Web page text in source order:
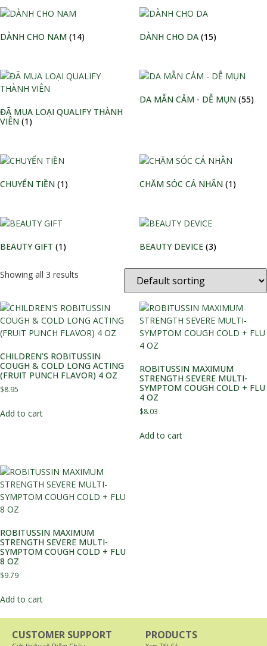
DÀNH CHO NAM (14) DÀNH CHO DA (15)
ĐÃ MUA LOẠI QUALIFY THÀNH
VIÊN (1)
DA MẪN CẢM - DỄ MỤN (55)
CHUYỂN TIỀN (1) CHĂM SÓC CÁ NHÂN (1)
BEAUTY GIFT (1) BEAUTY DEVICE (3)
Showing all 3 results
CHILDREN’S ROBITUSSIN
COUGH & COLD LONG ACTING
(FRUIT PUNCH FLAVOR) 4 OZ
$8.95
Add to cart
ROBITUSSIN MAXIMUM
STRENGTH SEVERE MULTI-
SYMPTOM COUGH COLD + FLU
4 OZ
$8.03
Add to cart
ROBITUSSIN MAXIMUM
STRENGTH SEVERE MULTI-
SYMPTOM COUGH COLD + FLU
8 OZ
$9.79
Add to cart
CUSTOMER SUPPORT PRODUCTS